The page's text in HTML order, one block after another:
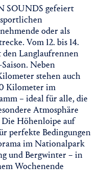
SOUNDS gefeiert
oder als
Vom 12. bis 14.
den Langlaufrennen
Neben
stehen auch
Kilometer im
– ideal für alle, die
Atmosphäre
Höhenloipe auf
perfekte Bedingungen
im Nationalpark
und Bergwinter – in
Wochenende